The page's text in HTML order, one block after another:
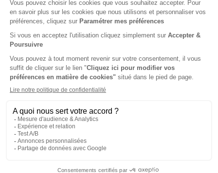
12€33 Tarif Kiosque :17€70
Tarif France métropolitaine
Renouvellement à date d’anniversaire
-42%
Abonnement 2 ans
12 n° • Papier + Version digitale offerte
40€80
Tarif France métropolitaine
Renouvellement à date d’anniversaire
Abonnement Durée libre
Papier + Version digitale offerte